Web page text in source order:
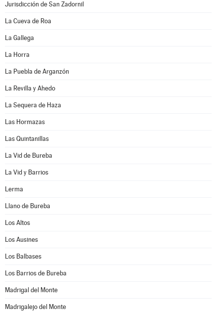
Jurisdicción de San Zadornil
La Cueva de Roa
La Gallega
La Horra
La Puebla de Arganzón
La Revilla y Ahedo
La Sequera de Haza
Las Hormazas
Las Quintanillas
La Vid de Bureba
La Vid y Barrios
Lerma
Llano de Bureba
Los Altos
Los Ausines
Los Balbases
Los Barrios de Bureba
Madrigal del Monte
Madrigalejo del Monte